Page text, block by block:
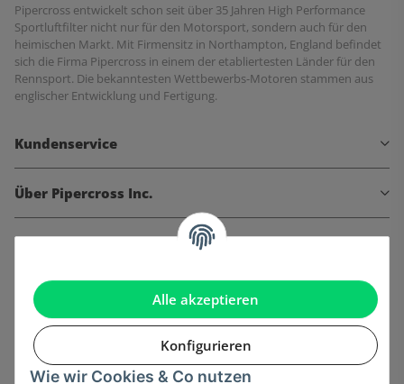
Alle akzeptieren
Konfigurieren
Wie wir Cookies & Co nutzen
Pipercross entwickelt schon seit über 35 Jahren High Performance
Sportluftfilter nicht nur für den Motorsport, sondern auch für den
heimischen Markt. Mit Firmensitz in Northampton, England befindet
sich die Firma Pipercross in einem der etabliertesten Länder für den
Rennsport. Die bekanntesten Wettbewerbs-Motoren stammen aus
englischer Entwicklung und Fertigung.
Kundenservice
Über Pipercross Inc.
Informationen
Gesetzliche Informationen